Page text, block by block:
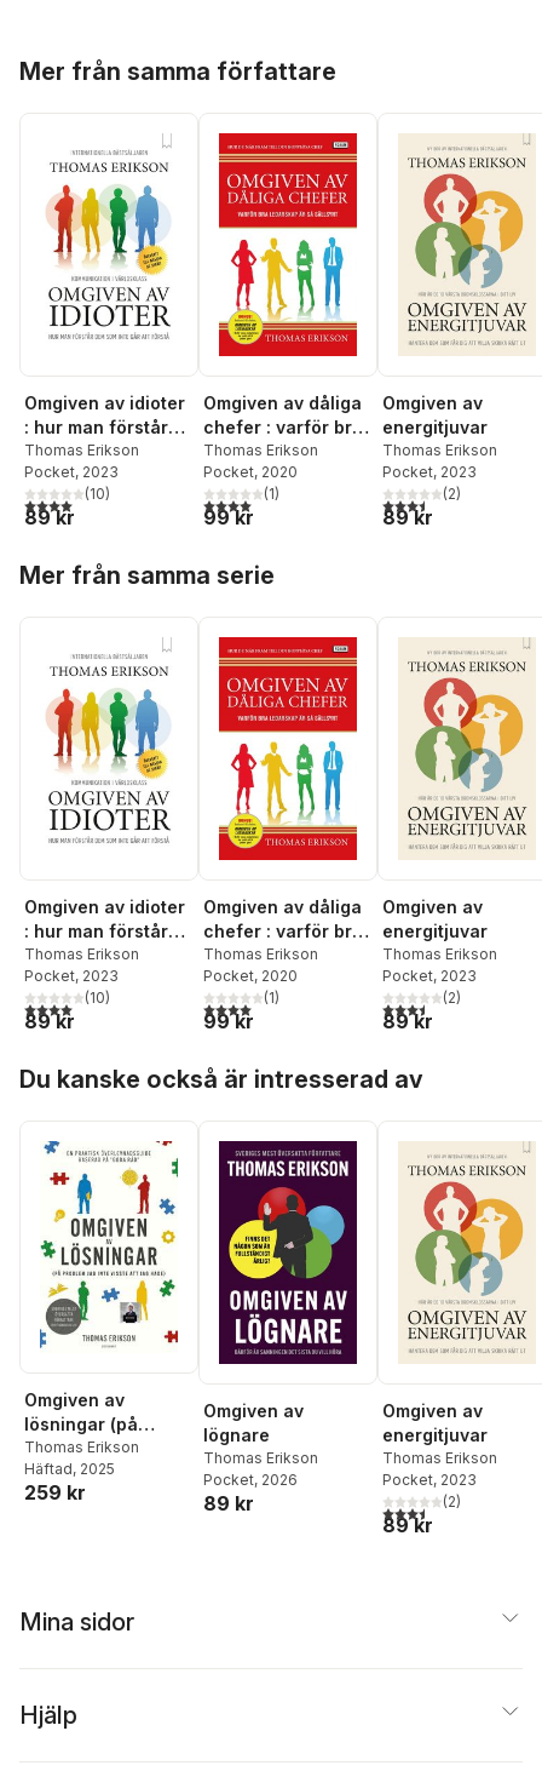
Mer från samma författare
Omgiven av idioter
: hur man förstår
dem som inte går
att förstå
Thomas Erikson
Pocket, 2023
4,0utav 5 stjärnor. Totalt antal röster:
(10)
89 kr
Omgiven av dåliga
chefer : varför bra
ledarskap är så
sällsynt
Thomas Erikson
Pocket, 2020
4,0utav 5 stjärnor. Totalt antal röster:
(1)
99 kr
Omgiven av
energitjuvar
Thomas Erikson
Pocket, 2023
3,5utav 5 stjärnor.
(2)
89 kr
Mer från samma serie
Omgiven av idioter
: hur man förstår
dem som inte går
att förstå
Thomas Erikson
Pocket, 2023
4,0utav 5 stjärnor. Totalt antal röster:
(10)
89 kr
Omgiven av dåliga
chefer : varför bra
ledarskap är så
sällsynt
Thomas Erikson
Pocket, 2020
4,0utav 5 stjärnor. Totalt antal röster:
(1)
99 kr
Omgiven av
energitjuvar
Thomas Erikson
Pocket, 2023
3,5utav 5 stjärnor.
(2)
89 kr
Du kanske också är intresserad av
Omgiven av
lösningar (på
problem jag inte
visste att jag hade)
Thomas Erikson
Häftad, 2025
259 kr
Omgiven av
lögnare
Thomas Erikson
Pocket, 2026
89 kr
Omgiven av
energitjuvar
Thomas Erikson
Pocket, 2023
3,5utav 5 stjärnor.
(2)
89 kr
Mina sidor
Hjälp